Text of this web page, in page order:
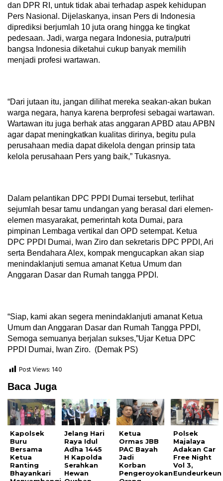
dan DPR RI, untuk tidak abai terhadap aspek kehidupan
Pers Nasional. Dijelaskanya, insan Pers di Indonesia
diprediksi berjumlah 10 juta orang hingga ke tingkat
pedesaan. Jadi, warga negara Indonesia, putra/putri
bangsa Indonesia diketahui cukup banyak memilih
menjadi profesi wartawan.
“Dari jutaan itu, jangan dilihat mereka seakan-akan bukan
warga negara, hanya karena berprofesi sebagai wartawan.
Wartawan itu juga berhak atas anggaran APBD atau APBN
agar dapat meningkatkan kualitas dirinya, begitu pula
perusahaan media dapat dikelola dengan prinsip tata
kelola perusahaan Pers yang baik,” Tukasnya.
Dalam pelantikan DPC PPDI Dumai tersebut, terlihat
sejumlah besar tamu undangan yang berasal dari elemen-
elemen masyarakat, pemerintah kota Dumai, para
pimpinan Lembaga vertikal dan OPD setempat. Ketua
DPC PPDI Dumai, Iwan Ziro dan sekretaris DPC PPDI, Ari
serta Bendahara Alex, kompak mengucapkan akan siap
menindaklanjuti semua amanat Ketua Umum dan
Anggaran Dasar dan Rumah tangga PPDI.
“Siap, kami akan segera menindaklanjuti amanat Ketua
Umum dan Anggaran Dasar dan Rumah Tangga PPDI,
Semoga semuanya berjalan sukses,”Ujar Ketua DPC
PPDI Dumai, Iwan Ziro. (Demak PS)
Post Views: 140
Baca Juga
Kapolsek
Buru
Bersama
Ketua
Ranting
Bhayankari
Jelang Hari
Raya Idul
Adha 1445
H Kapolda
Serahkan
Hewan
Ketua
Ormas JBB
PAC Bayah
Jadi
Korban
Pengeroyokan
Polsek
Majalaya
Adakan Car
Free Night
Vol 3,
Eundeurkeun